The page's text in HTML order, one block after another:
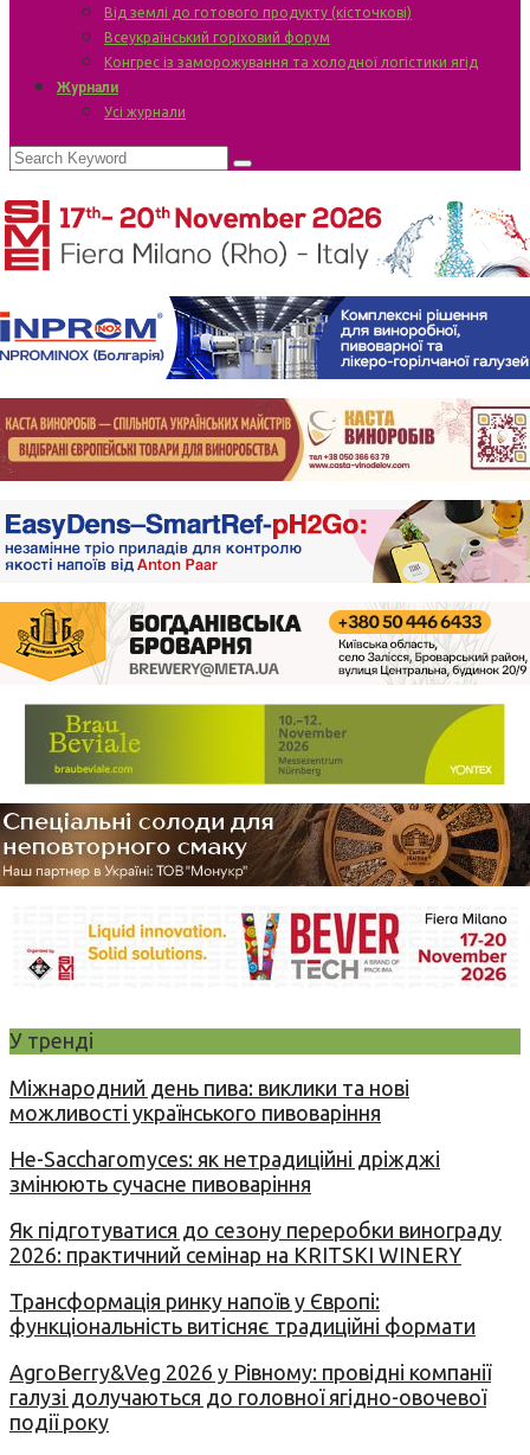
Від землі до готового продукту (кісточкові)
Всеукраїнський горіховий форум
Конгрес із заморожування та холодної логістики ягід
Журнали
Усі журнали
У тренді
Міжнародний день пива: виклики та нові
можливості українського пивоваріння
Не-Saccharomyces: як нетрадиційні дріжджі
змінюють сучасне пивоваріння
Як підготуватися до сезону переробки винограду
2026: практичний семінар на KRITSKI WINERY
Трансформація ринку напоїв у Європі:
функціональність витісняє традиційні формати
AgroBerry&Veg 2026 у Рівному: провідні компанії
галузі долучаються до головної ягідно-овочевої
події року